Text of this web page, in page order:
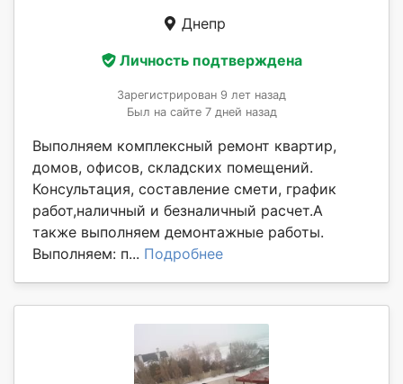
Днепр
Личность подтверждена
Зарегистрирован 9 лет назад
Был на сайте 7 дней назад
Выполняем комплексный ремонт квартир,
домов, офисов, складских помещений.
Консультация, составление смети, график
работ,наличный и безналичный расчет.А
также выполняем демонтажные работы.
Выполняем: п... Подробнее